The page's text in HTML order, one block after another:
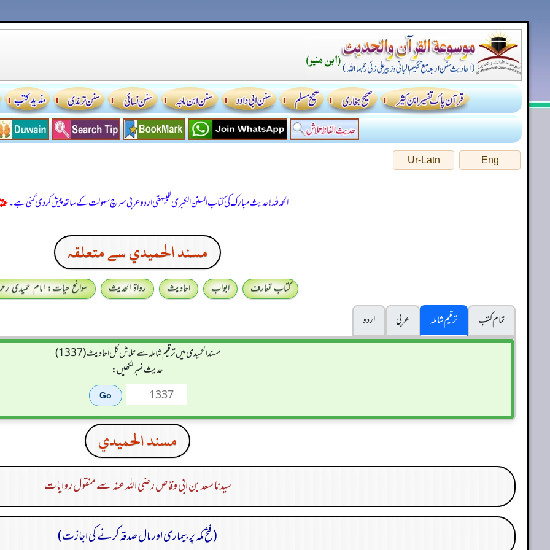
Eng
Ur-Latn
الحمدللہ! حدیث مبارک کی کتاب السنن الكبرى للبيهقي اردو عربی سرچ سہولت کے ساتھ پیش کر دی گئی ہے۔
مسند الحميدي سے متعلقہ
کتاب تعارف ابواب احادیث رواۃ الحدیث
سوانح حیات: امام حمیدی
تمام کتب
ترقیم شاملہ عربی
اردو
مسند الحمیدی میں ترقیم شاملہ سے تلاش کل احادیث (1337)
حدیث نمبر لکھیں:
مسند الحميدي
سیدنا سعد بن ابی وقاص رضی اللہ عنہ سے منقول روایات
(فتح مکہ پر بیماری اور مال صدقہ کرنے کی اجازت)